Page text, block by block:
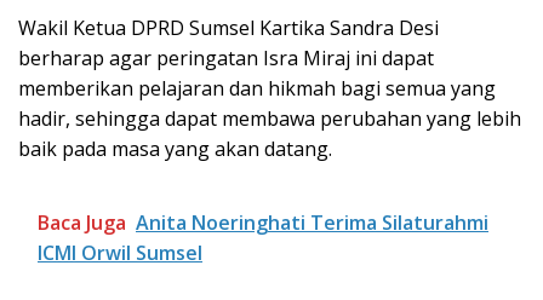
Wakil Ketua DPRD Sumsel Kartika Sandra Desi
berharap agar peringatan Isra Miraj ini dapat
memberikan pelajaran dan hikmah bagi semua yang
hadir, sehingga dapat membawa perubahan yang lebih
baik pada masa yang akan datang.
Baca Juga Anita Noeringhati Terima Silaturahmi
ICMI Orwil Sumsel